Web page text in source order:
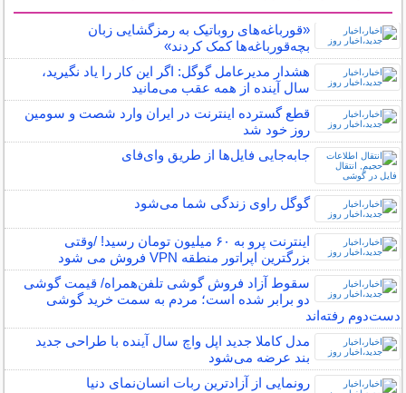
«قورباغه‌های روباتیک به رمزگشایی زبان
بچه‌قورباغه‌ها کمک کردند»
هشدار مدیرعامل گوگل: اگر این کار را یاد نگیرید،
سال آینده از همه عقب می‌مانید
قطع گسترده اینترنت در ایران وارد شصت و سومین
روز خود شد
جابه‌جایی فایل‌ها از طریق وای‌فای
گوگل راوی زندگی شما می‌شود
اینترنت‌ پرو به ۶۰ میلیون تومان رسید! /وقتی
بزرگترین اپراتور منطقه VPN فروش می شود
سقوط آزاد فروش گوشی تلفن‌همراه/ قیمت گوشی
دو برابر شده است؛ مردم به سمت خرید گوشی
دست‌دوم رفته‌اند
مدل کاملا جدید اپل واچ سال آینده با طراحی جدید
بند عرضه می‌شود
رونمایی از آزادترین ربات انسان‌نمای دنیا